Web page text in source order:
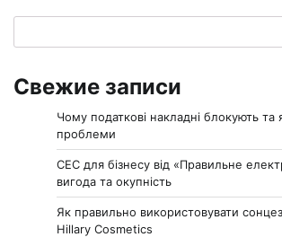
Свежие записи
Чому податкові накладні блокують та
проблеми
СЕС для бізнесу від «Правильне
вигода та окупність
Як правильно використовувати
Hillary Cosmetics